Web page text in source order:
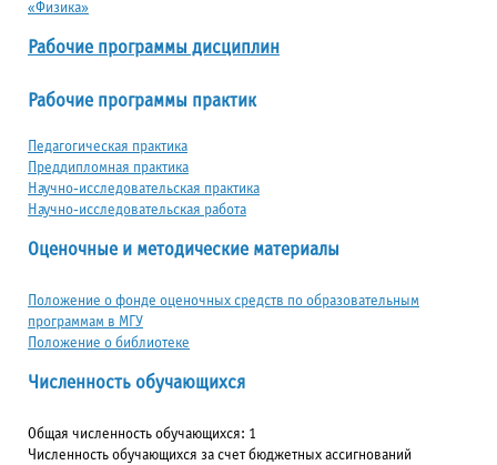
«Физика»
Рабочие программы дисциплин
Рабочие программы практик
Педагогическая практика
Преддипломная практика
Научно-исследовательская практика
Научно-исследовательская работа
Оценочные и методические материалы
Положение о фонде оценочных средств по образовательным
программам в МГУ
Положение о библиотеке
Численность обучающихся
Общая численность обучающихся: 1
Численность обучающихся за счет бюджетных ассигнований